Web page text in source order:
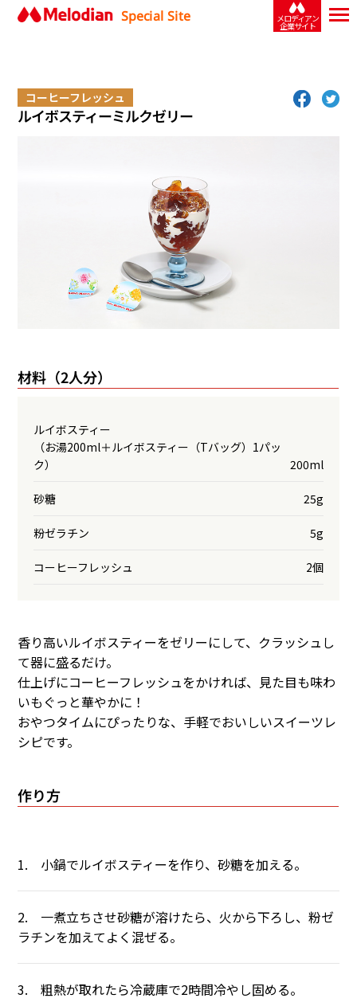
Special Site メロディアン
企業サイト
コーヒーフレッシュ
ルイボスティーミルクゼリー
材料（2人分）
ルイボスティー
（お湯200ml＋ルイボスティー（Tバッグ）1パッ
ク）
200ml
砂糖 25g
粉ゼラチン 5g
コーヒーフレッシュ 2個
香り高いルイボスティーをゼリーにして、クラッシュし
て器に盛るだけ。
仕上げにコーヒーフレッシュをかければ、見た目も味わ
いもぐっと華やかに！
おやつタイムにぴったりな、手軽でおいしいスイーツレ
シピです。
作り方
1. 小鍋でルイボスティーを作り、砂糖を加える。
2. 一煮立ちさせ砂糖が溶けたら、火から下ろし、粉ゼ
ラチンを加えてよく混ぜる。
3. 粗熱が取れたら冷蔵庫で2時間冷やし固める。